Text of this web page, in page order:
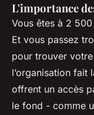
L'importance
Vous êtes à 2
Et vous passez
pour trouver
l’organisation fait
offrent un accès
le fond - comme